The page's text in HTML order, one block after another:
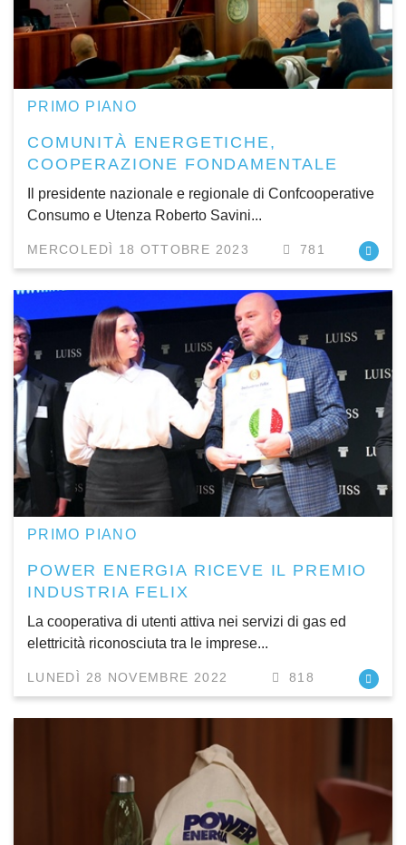
PRIMO PIANO
COMUNITÀ ENERGETICHE,
COOPERAZIONE FONDAMENTALE
Il presidente nazionale e regionale di Confcooperative
Consumo e Utenza Roberto Savini...
MERCOLEDÌ 18 OTTOBRE 2023 781
PRIMO PIANO
POWER ENERGIA RICEVE IL PREMIO
INDUSTRIA FELIX
La cooperativa di utenti attiva nei servizi di gas ed
elettricità riconosciuta tra le imprese...
LUNEDÌ 28 NOVEMBRE 2022 818